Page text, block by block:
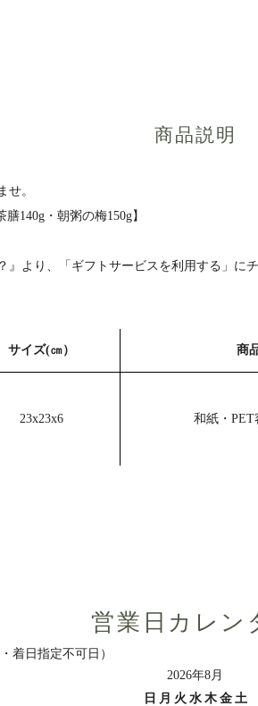
商品説明
せ。
140g・朝粥の梅150g】
より、「ギフトサービスを利用する」に
サイズ(㎝） 商
23x23x6 和紙・PET
営業日カレン
着日指定不可日）
2026年8月
日 月 火 水 木 金 土